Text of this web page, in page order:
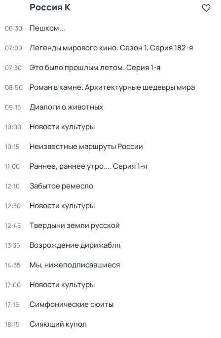
Россия К
06:30 Пешком...
07:00 Легенды мирового кино. Сезон 1. Серия 182-я
07:30 Это было прошлым летом. Серия 1-я
08:50 Роман в камне. Архитектурные шедевры мира
09:15 Диалоги о животных
10:00 Новости культуры
10:15 Неизвестные маршруты России
11:00 Раннее, раннее утро.... Серия 1-я
12:10 Забытое ремесло
12:30 Новости культуры
12:45 Твердыни земли русской
13:35 Возрождение дирижабля
14:35 Мы, нижеподписавшиеся
17:00 Новости культуры
17:15 Симфонические сюиты
18:15 Сияющий купол